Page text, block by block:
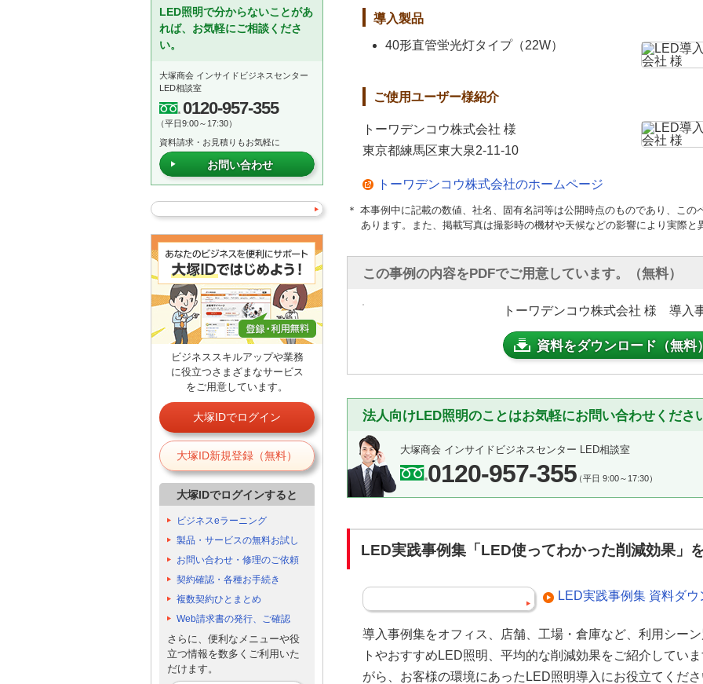
導入製品
40形直管蛍光灯タイプ（22W）
ご使用ユーザー様紹介
トーワデンコウ株式会社 様
東京都練馬区東大泉2-11-10
トーワデンコウ株式会社のホームページ
＊ 本事例中に記載の数値、社名、固有名詞等は公開時点のものであり、こ
あります。また、掲載写真は撮影時の機材や天候などの影響により実際
この事例の内容をPDFでご用意しています。（無料）
トーワデンコウ株式会社 様 導入
資料をダウンロード（無料
法人向けLED照明のことはお気軽にお問い合わせくださ
大塚商会 インサイドビジネスセンター LED相談室
0120-957-355（平日 9:00～17:30）
LED実践事例集「LED使ってわかった削減効果」
LED実践事例集 資料ダ
導入事例集をオフィス、店舗、工場・倉庫など、利用シー
トやおすすめLED照明、平均的な削減効果をご紹介してい
がら、お客様の環境にあったLED照明導入にお役立てくだ
LED照明で分からないことがあ
れば、お気軽にご相談くださ
い。
大塚商会 インサイドビジネスセンター
LED相談室
0120-957-355
（平日9:00～17:30）
資料請求・お見積りもお気軽に
お問い合わせ
ビジネススキルアップや業務
に役立つさまざまなサービス
をご用意しています。
大塚IDでログイン
大塚ID新規登録（無料）
大塚IDでログインすると
ビジネスeラーニング
製品・サービスの無料お試し
お問い合わせ・修理のご依頼
契約確認・各種お手続き
複数契約ひとまとめ
Web請求書の発行、ご確認
さらに、便利なメニューや役
立つ情報を数多くご利用いた
だけます。